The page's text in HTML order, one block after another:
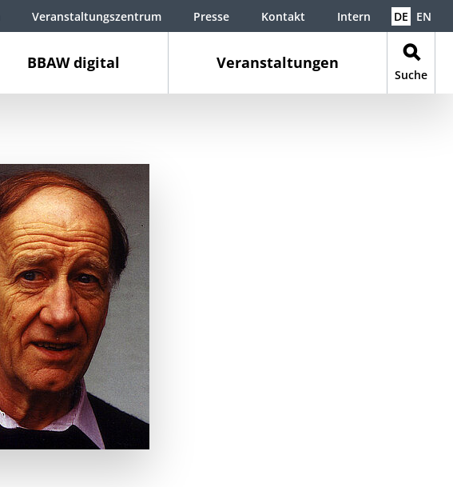
BBAW digital Veranstaltungen
Suche
Veranstaltungszentrum Presse Kontakt Intern DE EN